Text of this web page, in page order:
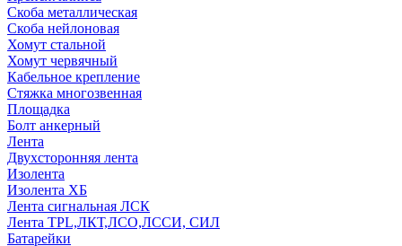
Скоба металлическая
Скоба нейлоновая
Хомут стальной
Хомут червячный
Кабельное крепление
Стяжка многозвенная
Площадка
Болт анкерный
Лента
Двухсторонняя лента
Изолента
Изолента ХБ
Лента сигнальная ЛСК
Лента TPL,ЛКТ,ЛСО,ЛССИ, СИЛ
Батарейки